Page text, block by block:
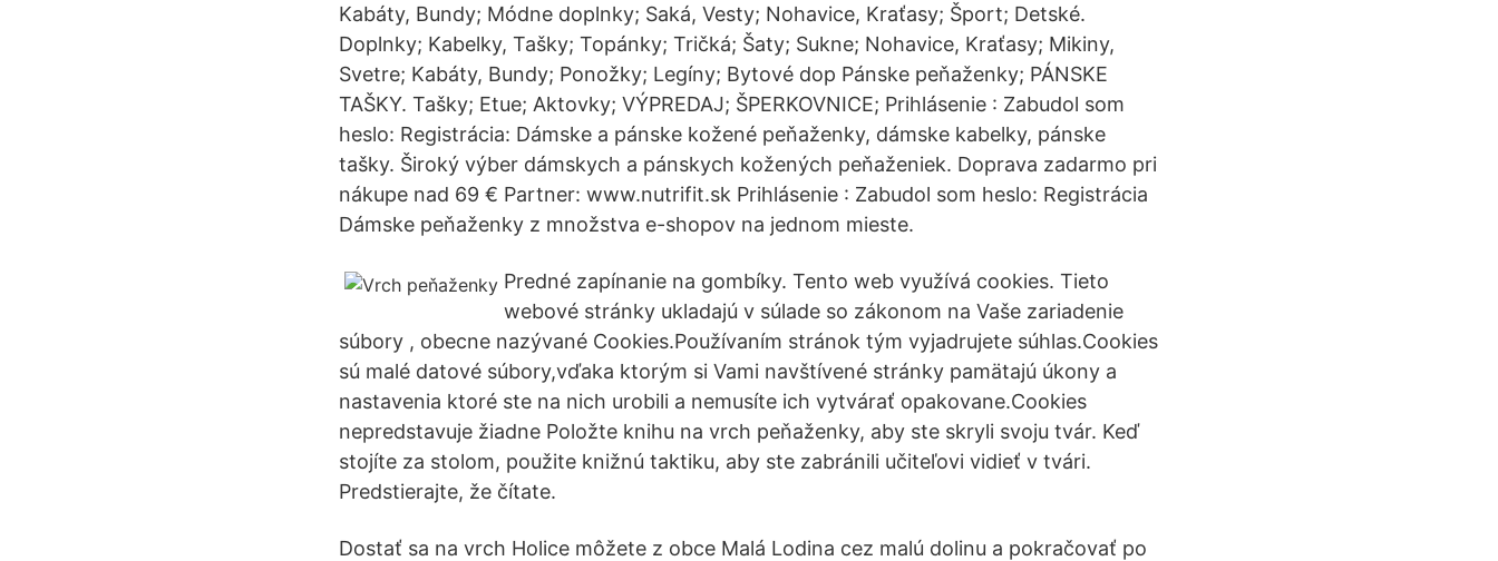
Kabáty, Bundy; Módne doplnky; Saká, Vesty; Nohavice, Kraťasy; Šport; Detské.
Doplnky; Kabelky, Tašky; Topánky; Tričká; Šaty; Sukne; Nohavice, Kraťasy; Mikiny,
Svetre; Kabáty, Bundy; Ponožky; Legíny; Bytové dop Pánske peňaženky; PÁNSKE
TAŠKY. Tašky; Etue; Aktovky; VÝPREDAJ; ŠPERKOVNICE; Prihlásenie : Zabudol som
heslo: Registrácia: Dámske a pánske kožené peňaženky, dámske kabelky, pánske
tašky. Široký výber dámskych a pánskych kožených peňaženiek. Doprava zadarmo pri
nákupe nad 69 € Partner: www.nutrifit.sk Prihlásenie : Zabudol som heslo: Registrácia
Dámske peňaženky z množstva e-shopov na jednom mieste.
Predné zapínanie na gombíky. Tento web využívá cookies. Tieto
webové stránky ukladajú v súlade so zákonom na Vaše zariadenie
súbory , obecne nazývané Cookies.Používaním stránok tým vyjadrujete súhlas.Cookies
sú malé datové súbory,vďaka ktorým si Vami navštívené stránky pamätajú úkony a
nastavenia ktoré ste na nich urobili a nemusíte ich vytvárať opakovane.Cookies
nepredstavuje žiadne Položte knihu na vrch peňaženky, aby ste skryli svoju tvár. Keď
stojíte za stolom, použite knižnú taktiku, aby ste zabránili učiteľovi vidieť v tvári.
Predstierajte, že čítate.
Dostať sa na vrch Holice môžete z obce Malá Lodina cez malú dolinu a pokračovať po